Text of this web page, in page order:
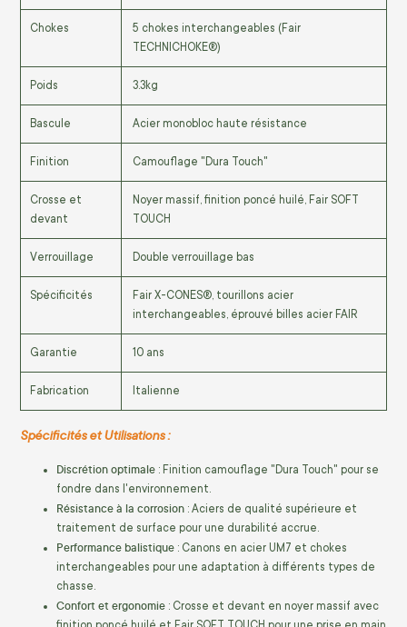
Chokes
5 chokes interchangeables (Fair
TECHNICHOKE®)
Poids 3.3kg
Bascule Acier monobloc haute résistance
Finition Camouflage "Dura Touch"
Crosse et
devant
Noyer massif, finition poncé huilé, Fair SOFT
TOUCH
Verrouillage Double verrouillage bas
Spécificités
Fair X-CONES®, tourillons acier
interchangeables, éprouvé billes acier FAIR
Garantie 10 ans
Fabrication Italienne
Spécificités et Utilisations :
Discrétion optimale : Finition camouflage "Dura Touch" pour se
fondre dans l'environnement.
Résistance à la corrosion : Aciers de qualité supérieure et
traitement de surface pour une durabilité accrue.
Performance balistique : Canons en acier UM7 et chokes
interchangeables pour une adaptation à différents types de
chasse.
Confort et ergonomie : Crosse et devant en noyer massif avec